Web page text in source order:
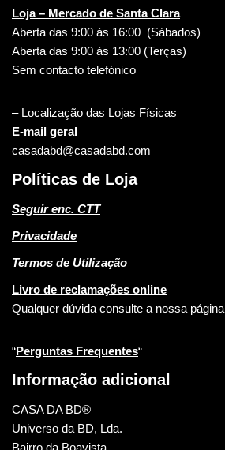
Loja – Mercado de Santa Clara
Aberta das 9:00 às 16:00 (Sábados)
Aberta das 9:00 às 13:00 (Terças)
Sem contacto telefónico
–Localização das Lojas Físicas
E-mail geral
casadabd@casadabd.com
Políticas de Loja
Seguir enc. CTT
Privacidade
Termos de Utilização
Livro de reclamações online
Qualquer dúvida consulte a nossa página
“Perguntas Frequentes“
Informação adicional
CASA DA BD®
Universo da BD, Lda.
Bairro da Boavista